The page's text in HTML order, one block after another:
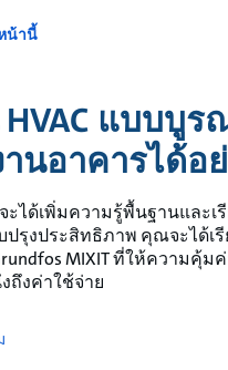
น้านี้
แบบบู
นอาคารได้อ
ได้เพิ่มความรู้พื้นฐานและเ
รุงประสิทธิภาพ คุณจะได้เ
MIXIT ที่ให้ความคุ้ม
ถึงค่าใช้จ่าย